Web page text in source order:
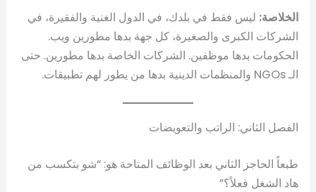
الخلاصة: ليس فقط في بلدك، في الدول الغنية والفقيرة، في
الشركات الكبرى والصغيرة، كل جهة بدها مطورين ويب.
الحكومات بدها موظفين. الشركات الخاصة بدها مطورين. حتى
الـ NGOs والمنظمات الدينية بدها من يطور لهم تطبيقات.
الفصل الثاني: الراتب والتعويضات
طبعاً الحاجز الثاني بعد الوظائف المتاحة هو: “شو بتكسب من
هاد الشغل فعلاً؟”